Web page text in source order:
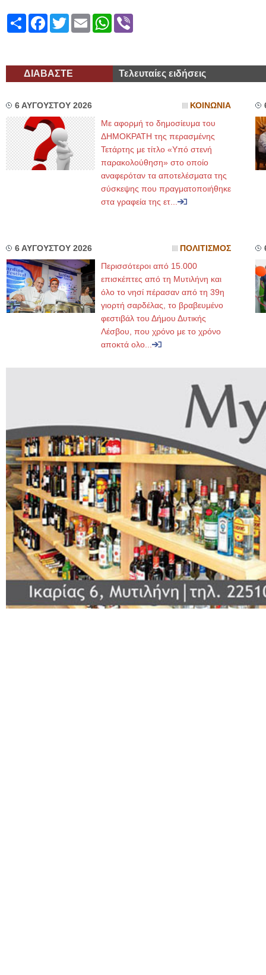
ShareFacebook
TwitterEmailWhatsApp
ΔΙΑΒΑΣΤΕ Τελευταίες ειδήσεις
6 ΑΥΓΟΥΣΤΟΥ 2026 ΚΟΙΝΩΝΙΑ
Με αφορμή το δημοσίευμα του
ΔΗΜΟΚΡΑΤΗ της περασμένης
Τετάρτης με τίτλο «Υπό στενή
παρακολούθηση» στο οποίο
αναφερόταν τα αποτελέσματα της
σύσκεψης που πραγματοποιήθηκε
στα γραφεία της ετ...
6 ΑΥΓΟΥΣΤΟΥ 2026 ΠΟΛΙΤΙΣΜΟΣ
Περισσότεροι από 15.000
επισκέπτες από τη Μυτιλήνη και
όλο το νησί πέρασαν από τη 39η
γιορτή σαρδέλας, το βραβευμένο
φεστιβάλ του Δήμου Δυτικής
Λέσβου, που χρόνο με το χρόνο
αποκτά ολο...